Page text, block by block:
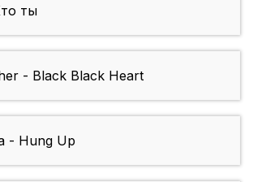
ты
- Black Black Heart
- Hung Up